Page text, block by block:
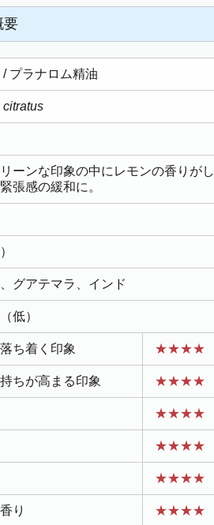
要
プラナロム精油
citratus
ーンな印象の中にレモンの香りがし
張感の緩和に。
グアテマラ、インド
低）
ち着く印象 ★★★★
ちが高まる印象 ★★★★
★★★★
★★★★
★★★★
り ★★★★